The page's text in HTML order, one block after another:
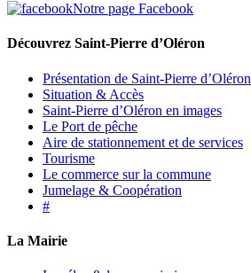
Notre page Facebook
Découvrez Saint-Pierre d’Oléron
Présentation de Saint-Pierre d’Oléron
Situation & Accès
Saint-Pierre d’Oléron en images
Le Port de pêche
Aire de stationnement et de services
Tourisme
Le commerce sur la commune
Jumelage & Coopération
#
La Mairie